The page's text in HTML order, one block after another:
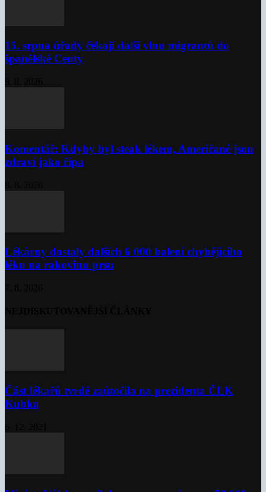
15. srpna úřady čekají další vlnu migrantů do
španělské Ceuty
Komentář: Kdyby byl steak lékem, Američané jsou
zdraví jako řípa
Lékárny dostaly dalších 6 000 balení chybějícího
léku na rakovinu prsu
Část lékařů tvrdě zaútočila na prezidenta ČLK
Kubka